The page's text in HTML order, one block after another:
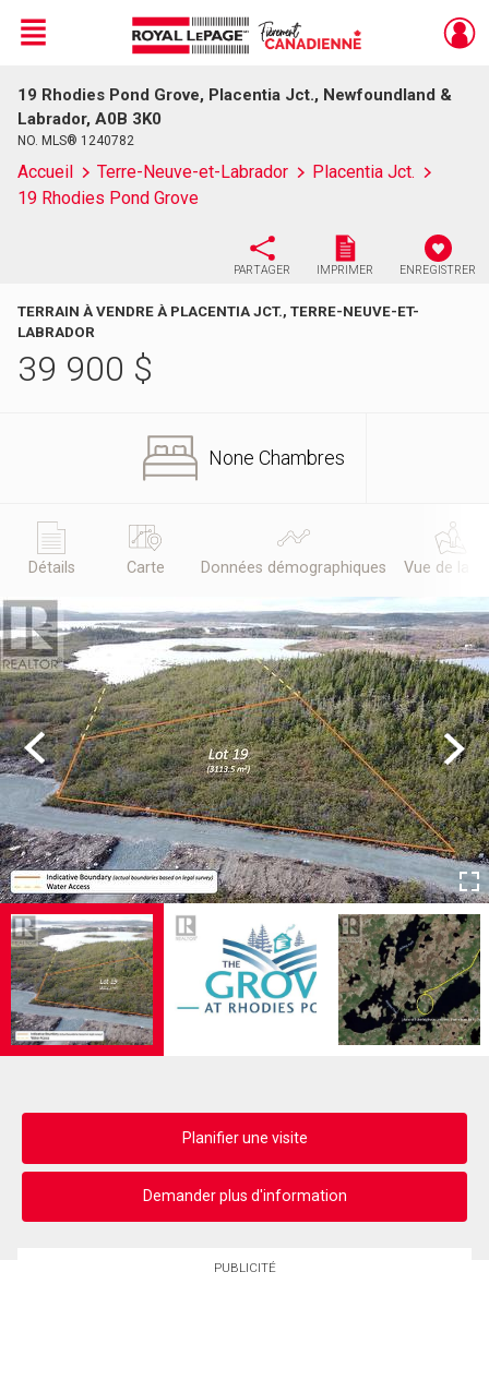
Live
En Direct
Menu
19 Rhodies Pond Grove, Placentia Jct., Newfoundland &
Labrador, A0B 3K0
NO. MLS® 1240782
Accueil Terre-Neuve-et-Labrador
Placentia Jct.
19 Rhodies Pond Grove
PARTAGER IMPRIMER ENREGISTRER
TERRAIN À VENDRE À PLACENTIA JCT., TERRE-NEUVE-ET-
LABRADOR
39 900 $
None Chambres
Détails Carte Données démographiques Vue de la
Previous Next
Planifier une visite
Demander plus d'information
PUBLICITÉ